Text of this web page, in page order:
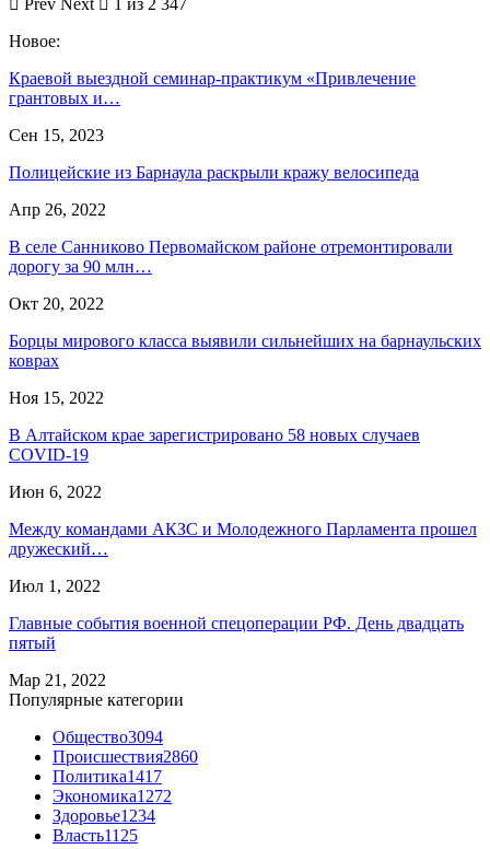
Prev Next
1 из 2 347
Новое:
Краевой выездной семинар-практикум «Привлечение
грантовых и…
Сен 15, 2023
Полицейские из Барнаула раскрыли кражу велосипеда
Апр 26, 2022
В селе Санниково Первомайском районе отремонтировали
дорогу за 90 млн…
Окт 20, 2022
Борцы мирового класса выявили сильнейших на барнаульских
коврах
Ноя 15, 2022
В Алтайском крае зарегистрировано 58 новых случаев
COVID-19
Июн 6, 2022
Между командами АКЗС и Молодежного Парламента прошел
дружеский…
Июл 1, 2022
Главные события военной спецоперации РФ. День двадцать
пятый
Мар 21, 2022
Популярные категории
Общество3094
Происшествия2860
Политика1417
Экономика1272
Здоровье1234
Власть1125